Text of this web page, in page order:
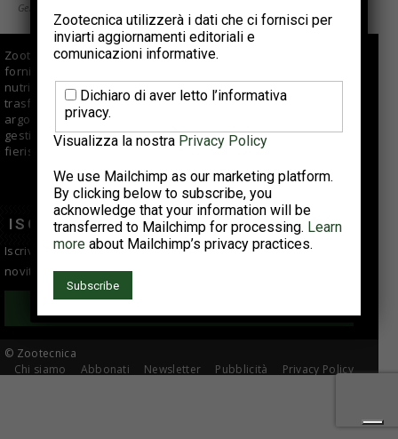
Gennaio 31, 2025
Zootecnica.it è il sito specializzato sul settore avicolo che
fornisce informazioni di qualità per aziende di selezione,
nutrizionisti, veterinari, allevatori e centri di macellazione e
trasformazione. Offre approfondimenti e articoli su vari
argomenti fra cui tendenze di mercato, buone pratiche di
gestione e suggerimenti tecnici; si occupa anche di eventi
fieristici, reportage e interviste ad aziende del comparto.
ISCRIVITI ALLA NEWSLETTER
Iscriviti alla newsletter per essere sempre informato sulle
novità del settore avicolo!
© Zootecnica
Chi siamo
Abbonati Newsletter Pubblicità Privacy Policy
Zootecnica utilizzerà i dati che ci fornisci per
inviarti aggiornamenti editoriali e
comunicazioni informative.
Dichiaro di aver letto l’informativa
privacy.
Visualizza la nostra Privacy Policy
We use Mailchimp as our marketing platform.
By clicking below to subscribe, you
acknowledge that your information will be
transferred to Mailchimp for processing. Learn
more about Mailchimp’s privacy practices.